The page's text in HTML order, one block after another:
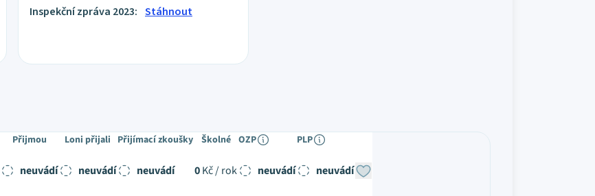
Inspekční zpráva 2023: Stáhnout
Přijmou Loni přijali Přijímací zkoušky Školné OZP PLP
neuvádí neuvádí neuvádí 0Kč / rok neuvádí neuvádí